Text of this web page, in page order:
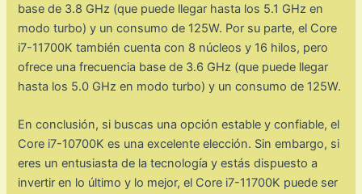
base de 3.8 GHz (que puede llegar hasta los 5.1 GHz en
modo turbo) y un consumo de 125W. Por su parte, el Core
i7-11700K también cuenta con 8 núcleos y 16 hilos, pero
ofrece una frecuencia base de 3.6 GHz (que puede llegar
hasta los 5.0 GHz en modo turbo) y un consumo de 125W.
En conclusión, si buscas una opción estable y confiable, el
Core i7-10700K es una excelente elección. Sin embargo, si
eres un entusiasta de la tecnología y estás dispuesto a
invertir en lo último y lo mejor, el Core i7-11700K puede ser